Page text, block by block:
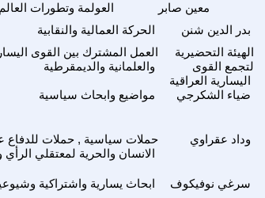
العولمة وتطورات معين صابر
الحركة العمالية والنقابية
بدر الدين شنن
العمل المشترك بين القوى
والعلمانية والديمقرطية
الهيئة التحضيرية
لتجمع القوى
اليسارية العراقية
مواضيع وابحاث سياسية ضياء الشكرجي
حملات سياسية , حملات
الانسان والحرية لمعتقلي الرأي
وداد عقراوي
ابحاث يسارية واشتراكية سرغي نوفيكوف